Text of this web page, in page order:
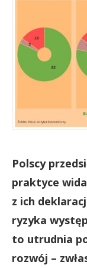
Polscy
praktyce
z ich
ryzyka
to utrudnia
rozwój –